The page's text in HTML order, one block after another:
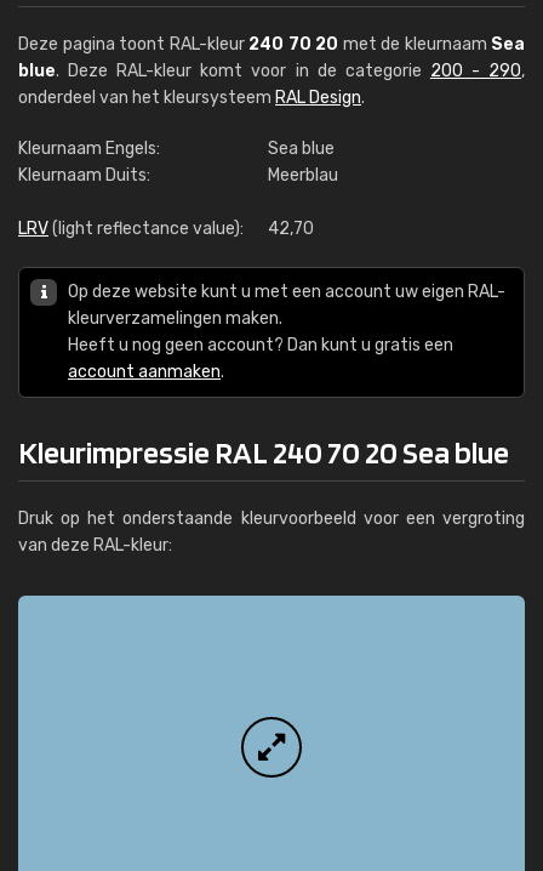
Deze pagina toont RAL-kleur 240 70 20 met de kleurnaam Sea
blue. Deze RAL-kleur komt voor in de categorie 200 - 290,
onderdeel van het kleursysteem RAL Design.
Kleurnaam Engels:
Sea blue
Kleurnaam Duits:
Meerblau
LRV(light reflectance value): 42,70
Op deze website kunt u met een account uw eigen RAL-
kleurverzamelingen maken.
Heeft u nog geen account? Dan kunt u gratis een
account aanmaken.
Kleurimpressie RAL 240 70 20 Sea blue
Druk op het onderstaande kleurvoorbeeld voor een vergroting
van deze RAL-kleur: